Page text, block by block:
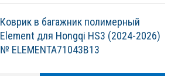
Коврик в багажник полимерный
Element для Hongqi HS3 (2024-2026)
№ ELEMENTA71043B13